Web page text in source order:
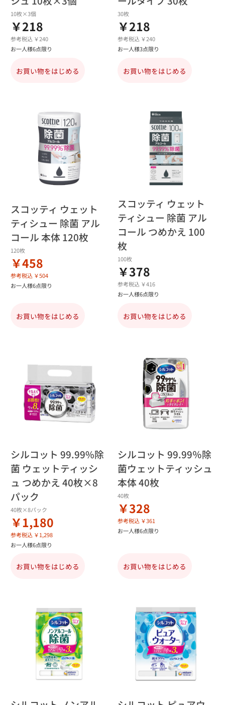
10枚×3個
￥218
参考税込 ￥240
お一人様6点限り
お買い物をはじめる
30枚
￥218
参考税込 ￥240
お一人様3点限り
お買い物をはじめる
スコッティ ウェット
ティシュー 除菌 アル
コール 本体 120枚
120枚
￥458
参考税込 ￥504
お一人様6点限り
お買い物をはじめる
スコッティ ウェット
ティシュー 除菌 アル
コール つめかえ 100
枚
100枚
￥378
参考税込 ￥416
お一人様6点限り
お買い物をはじめる
シルコット 99.99%除
菌 ウェットティッシ
ュ つめかえ 40枚×8
パック
40枚×8パック
￥1,180
参考税込 ￥1,298
お一人様6点限り
お買い物をはじめる
シルコット 99.99％除
菌ウェットティッシュ
本体 40枚
40枚
￥328
参考税込 ￥361
お一人様6点限り
お買い物をはじめる